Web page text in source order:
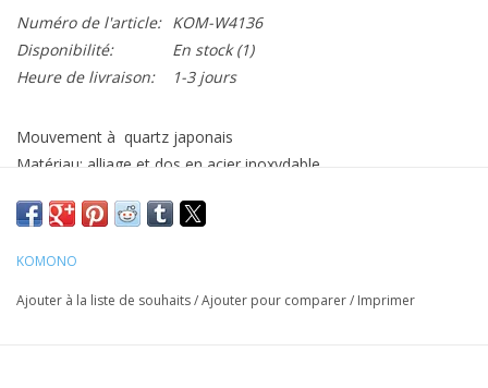
Numéro de l'article: KOM-W4136
Disponibilité:
En stock(1)
Heure de livraison:
1-3 jours
Mouvement à quartz japonais
Matériau: alliage et dos en acier inoxydable
Verre à haute teneur en minéraux
Matériau du bracelet: cuir végétalien
KOMONO
Ajouter à la liste de souhaits/Ajouter pour comparer/ Imprimer